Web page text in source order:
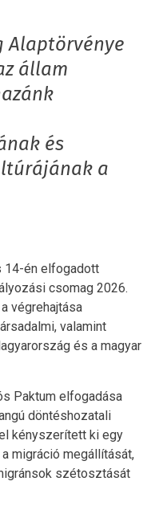
Alaptörvénye
állam
és
a
14-én elfogadott
csomag 2026.
végrehajtása
valamint
és a magyar
Paktum elfogadása
döntéshozatali
kényszerített ki egy
migráció megállítását,
szétosztását